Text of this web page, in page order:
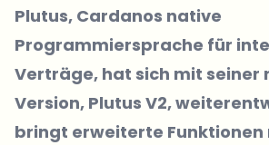
Plutus, Cardanos native
Programmiersprache für
Verträge, hat sich mit seiner
Version, Plutus V2,
bringt erweiterte Funktionen